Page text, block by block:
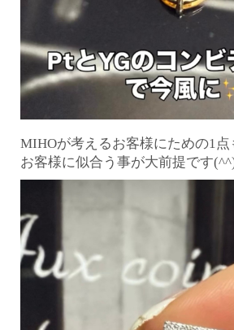
MIHOが考えるお客様にための1点
お客様に似合う事が大前提です